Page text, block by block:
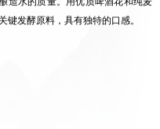
键发酵原料，具有独特的口感。